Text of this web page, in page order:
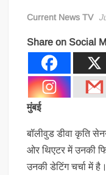
Current News TV
Share on Social
मुंबई
बॉलीवुड डीवा कृति
ओर थिएटर में उनकी
उनकी डेटिंग चर्चा में